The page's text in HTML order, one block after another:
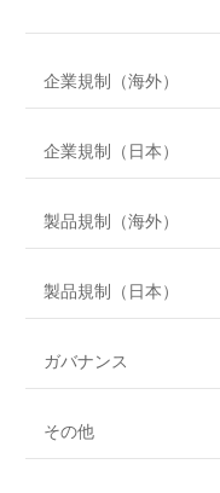
企業規制（海外）
企業規制（日本）
製品規制（海外）
製品規制（日本）
ガバナンス
その他